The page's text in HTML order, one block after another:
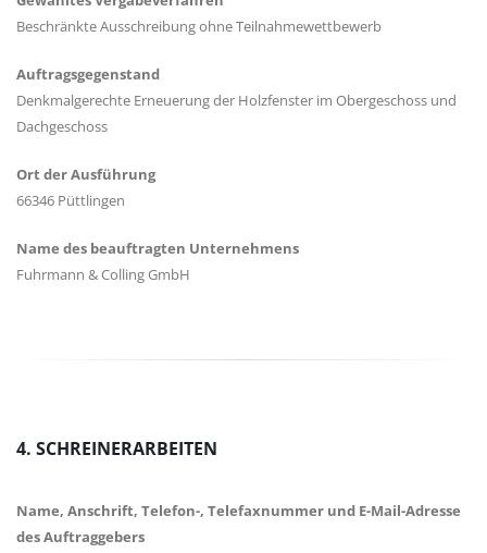
Beschränkte Ausschreibung ohne Teilnahmewettbewerb
Auftragsgegenstand
Denkmalgerechte Erneuerung der Holzfenster im Obergeschoss und
Dachgeschoss
Ort der Ausführung
66346 Püttlingen
Name des beauftragten Unternehmens
Fuhrmann & Colling GmbH
4. SCHREINERARBEITEN
Name, Anschrift, Telefon-, Telefaxnummer und E-Mail-Adresse
des Auftraggebers